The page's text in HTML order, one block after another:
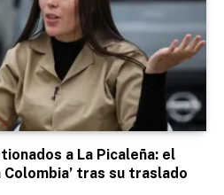
a La Picaleña: el
Colombia’ tras su traslado